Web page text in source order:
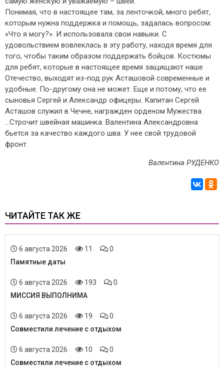
Понимая, что в настоящее там, за ленточкой, много ребят,
которым нужна поддержка и помощь, задалась вопросом:
«Что я могу?». И использовала свои навыки. С
удовольствием вовлеклась в эту работу, находя время для
того, чтобы таким образом поддержать бойцов. Костюмы
для ребят, которые в настоящее время защищают наше
Отечество, выходят из-под рук Асташовой современные и
удобные. По-другому она не может. Еще и потому, что ее
сыновья Сергей и Александр офицеры. Капитан Сергей
Асташов служил в Чечне, награжден орденом Мужества.
…Строчит швейная машинка. Валентина Александровна
бьется за качество каждого шва. У нее свой трудовой
фронт.
Валентина РУДЕНКО
ЧИТАЙТЕ ТАК ЖЕ
6 августа 2026 11
0
Памятные даты
6 августа 2026 193
0
МИССИЯ ВЫПОЛНИМА
6 августа 2026 19
0
Совместили лечение с отдыхом
6 августа 2026 10
0
Совместили лечение с отдыхом